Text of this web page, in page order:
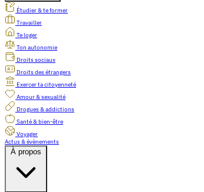
Étudier & te former
Travailler
Te loger
Ton autonomie
Droits sociaux
Droits des étrangers
Exercer ta citoyenneté
Amour & sexualité
Drogues & addictions
Santé & bien-être
Voyager
Actus & évènements
À propos